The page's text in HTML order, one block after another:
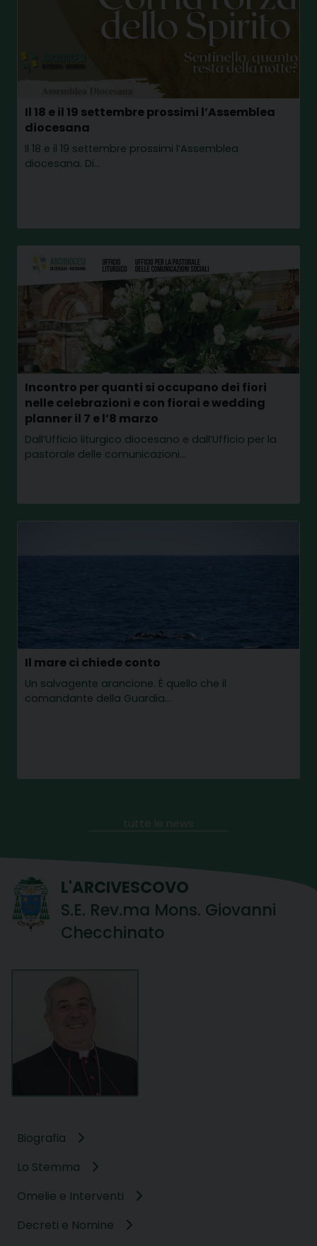
Il 18 e il 19 settembre prossimi l’Assemblea
diocesana
Il 18 e il 19 settembre prossimi l’Assemblea
diocesana. Di…
Incontro per quanti si occupano dei fiori
nelle celebrazioni e con fiorai e wedding
planner il 7 e l’8 marzo
Dall’Ufficio liturgico diocesano e dall’Ufficio per la
pastorale delle comunicazioni…
Il mare ci chiede conto
Un salvagente arancione. È quello che il
comandante della Guardia…
tutte le news
L'ARCIVESCOVO
S.E. Rev.ma Mons. Giovanni
Checchinato
Biografia
Lo Stemma
Omelie e Interventi
Decreti e Nomine